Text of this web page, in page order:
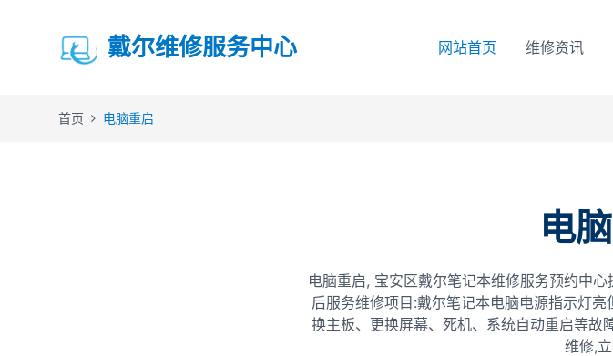
戴尔维修服务中心 网站首页 维修资讯
首页 电脑重启
电
电脑重启, 宝安区戴尔笔记本维修服务预约中
后服务维修项目:戴尔笔记本电脑电源指示灯
换主板、更换屏幕、死机、系统自动重启等故
维修,